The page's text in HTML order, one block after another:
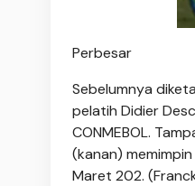
Perbesar
Sebelumnya
pelatih Didier
CONMEBOL.
(kanan)
Maret 202.